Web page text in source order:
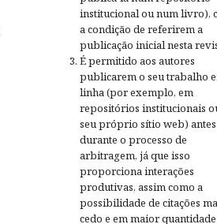
institucional ou num livro),
a condição de referirem a
publicação inicial nesta
É permitido aos autores
publicarem o seu trabalho
linha (por exemplo, em
repositórios institucionais
seu próprio sítio web)
durante o processo de
arbitragem, já que isso
proporciona interações
produtivas, assim como a
possibilidade de citações
cedo e em maior